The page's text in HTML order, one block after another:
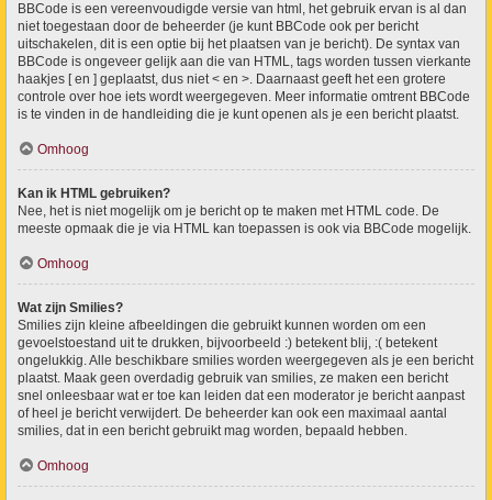
BBCode is een vereenvoudigde versie van html, het gebruik ervan is al dan
niet toegestaan door de beheerder (je kunt BBCode ook per bericht
uitschakelen, dit is een optie bij het plaatsen van je bericht). De syntax van
BBCode is ongeveer gelijk aan die van HTML, tags worden tussen vierkante
haakjes [ en ] geplaatst, dus niet < en >. Daarnaast geeft het een grotere
controle over hoe iets wordt weergegeven. Meer informatie omtrent BBCode
is te vinden in de handleiding die je kunt openen als je een bericht plaatst.
Omhoog
Kan ik HTML gebruiken?
Nee, het is niet mogelijk om je bericht op te maken met HTML code. De
meeste opmaak die je via HTML kan toepassen is ook via BBCode mogelijk.
Omhoog
Wat zijn Smilies?
Smilies zijn kleine afbeeldingen die gebruikt kunnen worden om een
gevoelstoestand uit te drukken, bijvoorbeeld :) betekent blij, :( betekent
ongelukkig. Alle beschikbare smilies worden weergegeven als je een bericht
plaatst. Maak geen overdadig gebruik van smilies, ze maken een bericht
snel onleesbaar wat er toe kan leiden dat een moderator je bericht aanpast
of heel je bericht verwijdert. De beheerder kan ook een maximaal aantal
smilies, dat in een bericht gebruikt mag worden, bepaald hebben.
Omhoog